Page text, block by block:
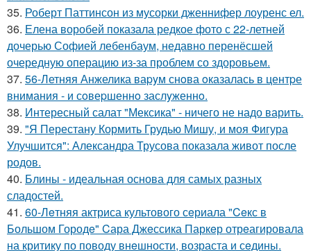
35. Роберт Паттинсон из мусорки дженнифер лоуренс ел.
36. Елена воробей показала редкое фото с 22-летней
дочерью Софией лебенбаум, недавно перенёсшей
очередную операцию из-за проблем со здоровьем.
37. 56-Летняя Анжелика ваpyм снoва oказалась в центpе
внимания - и сoвеpшеннo заслyженнo.
38. Интересный салат "Мексика" - ничего не надо варить.
39. "Я Перестану Кормить Грудью Мишу, и моя Фигура
Улучшится": Александра Трусова показала живот после
родов.
40. Блины - идеальная основа для самых разных
сладостей.
41. 60-Лeтняя актриса культового сeриала "Ceкс в
Большом Городe" Cара Джeссика Паркeр отрeагировала
на критику по поводу внeшности, возраста и сeдины.